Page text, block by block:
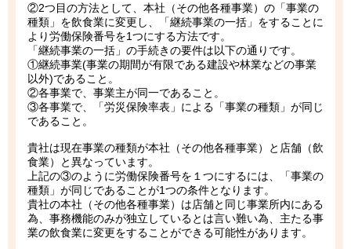
②2つ目の方法として、本社（その他各種事業）の「事業の
種類」を飲食業に変更し、「継続事業の一括」をすることに
より労働保険番号を1つにする方法です。
「継続事業の一括」の手続きの要件は以下の通りです。
①継続事業(事業の期間が有限である建設や林業などの事業
以外)であること。
②各事業で、事業主が同一であること。
③各事業で、「労災保険率表」による「事業の種類」が同じ
であること。
貴社は現在事業の種類が本社（その他各種事業）と店舗（飲
食業）と異なっています。
上記の③のように労働保険番号を１つにするには、「事業の
種類」が同じであることが1つの条件となります。
貴社の本社（その他各種事業）は店舗と同じ事業所内にある
為、事務機能のみが独立しているとは言い難い為、主たる事
業の飲食業に変更をすることができる可能性があります。